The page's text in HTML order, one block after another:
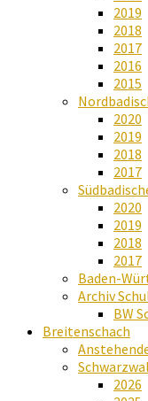
2019
2018
2017
2016
2015
2020
2019
2018
2017
2020
2019
2018
2017
Baden-
Archiv
BW
Breitenschach
2026